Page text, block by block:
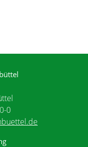
0